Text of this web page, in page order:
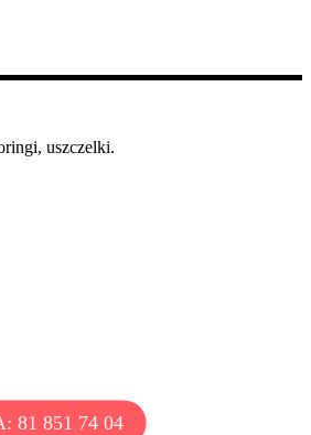
81 851 74 04
uszczelki.